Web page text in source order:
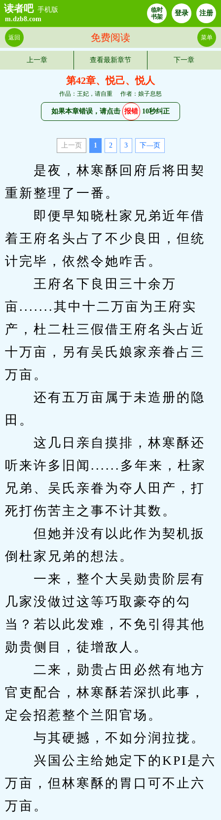
读者吧 手机版
m.dzb8.com
临时
书架
登录 注册
免费阅读
返回 菜单
上一章 查看最新章节 下一章
第42章、悦己、悦人
作品：王妃，请自重 作者：娘子息怒
如果本章错误，请点击 报错 10秒纠正
上一页 1 2 3 下—页
是夜，林寒酥回府后将田契
重新整理了一番。
即便早知晓杜家兄弟近年借
着王府名头占了不少良田，但统
计完毕，依然令她咋舌。
王府名下良田三十余万
亩.......其中十二万亩为王府实
产，杜二杜三假借王府名头占近
十万亩，另有吴氏娘家亲眷占三
万亩。
还有五万亩属于未造册的隐
田。
这几日亲自摸排，林寒酥还
听来许多旧闻......多年来，杜家
兄弟、吴氏亲眷为夺人田产，打
死打伤苦主之事不计其数。
但她并没有以此作为契机扳
倒杜家兄弟的想法。
一来，整个大吴勋贵阶层有
几家没做过这等巧取豪夺的勾
当？若以此发难，不免引得其他
勋贵侧目，徒增敌人。
二来，勋贵占田必然有地方
官吏配合，林寒酥若深扒此事，
定会招惹整个兰阳官场。
与其硬撼，不如分润拉拢。
兴国公主给她定下的KPI是六
万亩，但林寒酥的胃口可不止六
万亩。